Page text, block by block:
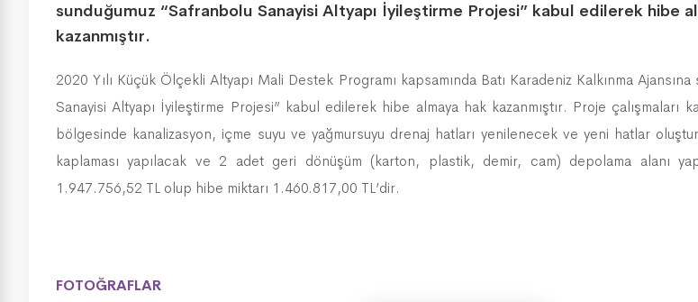
sunduğumuz “Safranbolu Sanayisi Altyapı İyileştirme Projesi” kabul edilerek hibe
kazanmıştır.
2020 Yılı Küçük Ölçekli Altyapı Mali Destek Programı kapsamında Batı Karadeniz Kalkınma
Sanayisi Altyapı İyileştirme Projesi” kabul edilerek hibe almaya hak kazanmıştır. Proje çalışmaları
bölgesinde kanalizasyon, içme suyu ve yağmursuyu drenaj hatları yenilenecek ve yeni hatlar
kaplaması yapılacak ve 2 adet geri dönüşüm (karton, plastik, demir, cam) depolama alanı
1.947.756,52 TL olup hibe miktarı 1.460.817,00 TL’dir.
FOTOĞRAFLAR